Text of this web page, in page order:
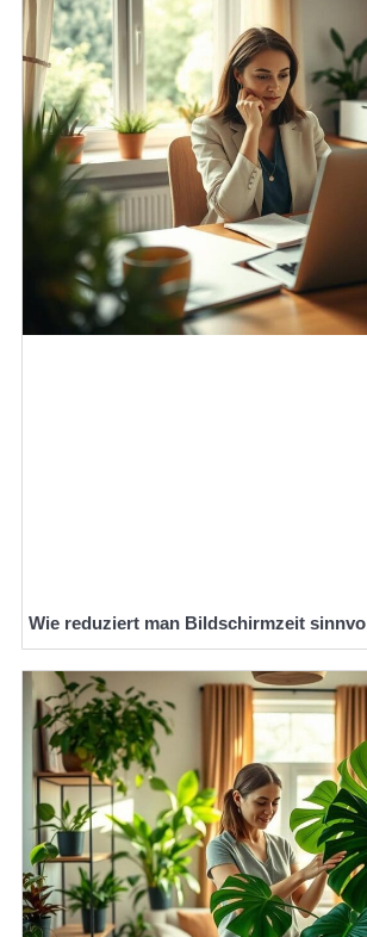
Wie reduziert man Bildschirmzeit